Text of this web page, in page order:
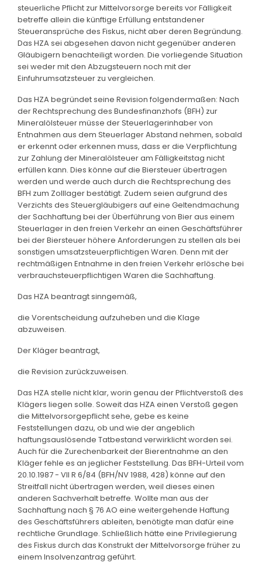
steuerliche Pflicht zur Mittelvorsorge bereits vor Fälligkeit
betreffe allein die künftige Erfüllung entstandener
Steueransprüche des Fiskus, nicht aber deren Begründung.
Das HZA sei abgesehen davon nicht gegenüber anderen
Gläubigern benachteiligt worden. Die vorliegende Situation
sei weder mit den Abzugsteuern noch mit der
Einfuhrumsatzsteuer zu vergleichen.
Das HZA begründet seine Revision folgendermaßen: Nach
der Rechtsprechung des Bundesfinanzhofs (BFH) zur
Mineralölsteuer müsse der Steuerlagerinhaber von
Entnahmen aus dem Steuerlager Abstand nehmen, sobald
er erkennt oder erkennen muss, dass er die Verpflichtung
zur Zahlung der Mineralölsteuer am Fälligkeitstag nicht
erfüllen kann. Dies könne auf die Biersteuer übertragen
werden und werde auch durch die Rechtsprechung des
BFH zum Zolllager bestätigt. Zudem seien aufgrund des
Verzichts des Steuergläubigers auf eine Geltendmachung
der Sachhaftung bei der Überführung von Bier aus einem
Steuerlager in den freien Verkehr an einen Geschäftsführer
bei der Biersteuer höhere Anforderungen zu stellen als bei
sonstigen umsatzsteuerpflichtigen Waren. Denn mit der
rechtmäßigen Entnahme in den freien Verkehr erlösche bei
verbrauchsteuerpflichtigen Waren die Sachhaftung.
Das HZA beantragt sinngemäß,
die Vorentscheidung aufzuheben und die Klage
abzuweisen.
Der Kläger beantragt,
die Revision zurückzuweisen.
Das HZA stelle nicht klar, worin genau der Pflichtverstoß des
Klägers liegen solle. Soweit das HZA einen Verstoß gegen
die Mittelvorsorgepflicht sehe, gebe es keine
Feststellungen dazu, ob und wie der angeblich
haftungsauslösende Tatbestand verwirklicht worden sei.
Auch für die Zurechenbarkeit der Bierentnahme an den
Kläger fehle es an jeglicher Feststellung. Das BFH-Urteil vom
20.10.1987 - VII R 6/84 (BFH/NV 1988, 428) könne auf den
Streitfall nicht übertragen werden, weil dieses einen
anderen Sachverhalt betreffe. Wollte man aus der
Sachhaftung nach § 76 AO eine weitergehende Haftung
des Geschäftsführers ableiten, benötigte man dafür eine
rechtliche Grundlage. Schließlich hätte eine Privilegierung
des Fiskus durch das Konstrukt der Mittelvorsorge früher zu
einem Insolvenzantrag geführt.